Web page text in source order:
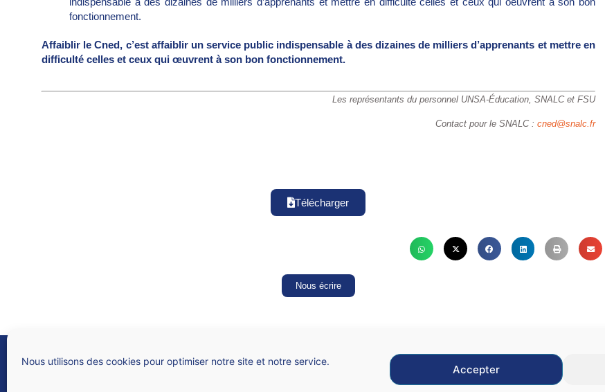
Nous utilisons des cookies pour optimiser notre site et notre service.
Accepter
fonctionnement.
Affaiblir le Cned, c’est affaiblir un service public indispensable à des dizaines de milliers d’apprenants et mettre en
difficulté celles et ceux qui œuvrent à son bon fonctionnement.
Les représentants du personnel UNSA-Éducation, SNALC et FSU
Contact pour le SNALC : cned@snalc.fr
Télécharger
Nous écrire
Syndicat national des lycées, collèges, écoles et du supérieur
4 rue de Trévise – 75009 PARIS